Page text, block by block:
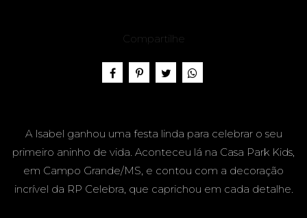
ISABEL,
1 ANO -
CASA
Compartilhe
A Isabel ganhou uma festa linda para celebrar o seu
primeiro aninho de vida. Aconteceu lá na Casa Park Kids,
em Campo Grande/MS, e contou com a decoração
incrível da RP Celebra, que caprichou em cada detalhe.